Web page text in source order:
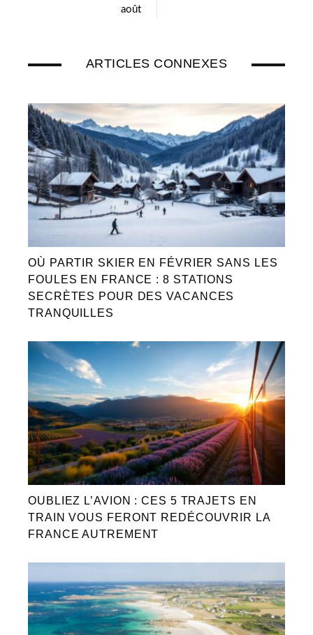
août
ARTICLES CONNEXES
OÙ PARTIR SKIER EN FÉVRIER SANS LES
FOULES EN FRANCE : 8 STATIONS
SECRÈTES POUR DES VACANCES
TRANQUILLES
OUBLIEZ L’AVION : CES 5 TRAJETS EN
TRAIN VOUS FERONT REDÉCOUVRIR LA
FRANCE AUTREMENT